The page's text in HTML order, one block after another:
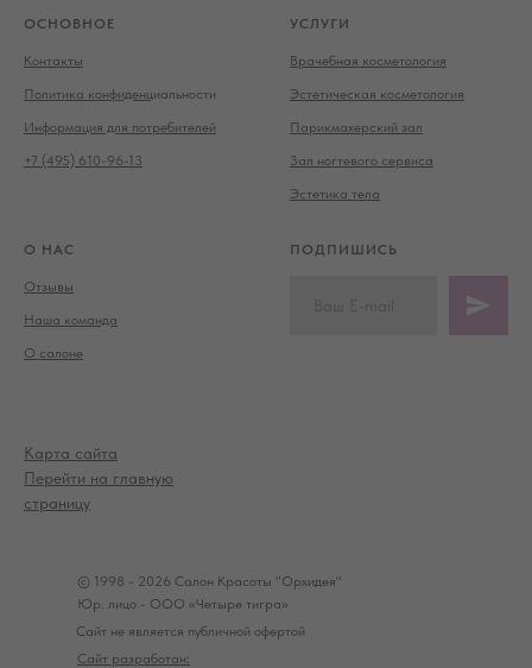
ОСНОВНОЕ
Контакты
Политика конфиденциальности
Информация для потребителей
+7 (495) 610-96-13
УСЛУГИ
Врачебная косметология
Эстетическая косметология
Парикмахерский зал
Зал ногтевого сервиса
Эстетика тела
О НАС
Отзывы
Наша команда
О салоне
ПОДПИШИСЬ
Карта сайта
Перейти на главную
страницу
© 1998 - 2026 Салон Красоты "Орхидея"
Юр. лицо - ООО «Четыре тигра»
Сайт разработан:
Сайт не является публичной офертой